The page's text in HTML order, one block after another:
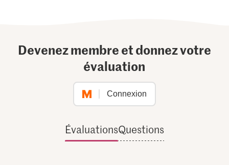
Devenez membre et donnez votre
évaluation
Connexion
ÉvaluationsQuestions